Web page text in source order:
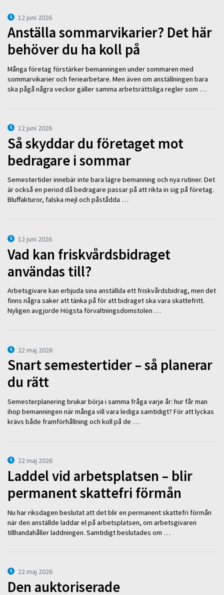
12 juni 2026
Anställa sommarvikarier? Det här
behöver du ha koll på
Många företag förstärker bemanningen under sommaren med
sommarvikarier och feriearbetare. Men även om anställningen bara
ska pågå några veckor gäller samma arbetsrättsliga regler som …
12 juni 2026
Så skyddar du företaget mot
bedragare i sommar
Semestertider innebär inte bara lägre bemanning och nya rutiner. Det
är också en period då bedragare passar på att rikta in sig på företag.
Bluffakturor, falska mejl och påstådda …
12 juni 2026
Vad kan friskvårdsbidraget
användas till?
Arbetsgivare kan erbjuda sina anställda ett friskvårdsbidrag, men det
finns några saker att tänka på för att bidraget ska vara skattefritt.
Nyligen avgjorde Högsta förvaltningsdomstolen …
22 maj 2026
Snart semestertider – så planerar
du rätt
Semesterplanering brukar börja i samma fråga varje år: hur får man
ihop bemanningen när många vill vara lediga samtidigt? För att lyckas
krävs både framförhållning och koll på de …
22 maj 2026
Laddel vid arbetsplatsen – blir
permanent skattefri förmån
Nu har riksdagen beslutat att det blir en permanent skattefri förmån
när den anställde laddar el på arbetsplatsen, om arbetsgivaren
tillhandahåller laddningen. Samtidigt beslutades om …
22 maj 2026
Den auktoriserade